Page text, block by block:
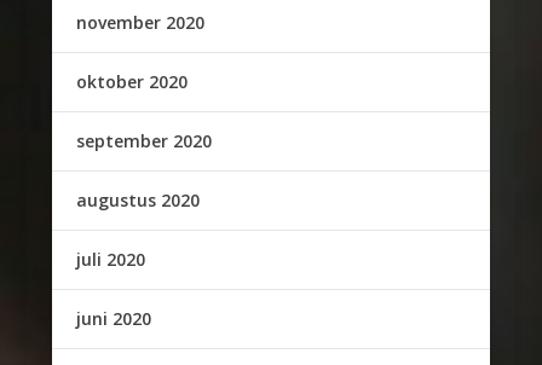
november 2020
oktober 2020
september 2020
augustus 2020
juli 2020
juni 2020